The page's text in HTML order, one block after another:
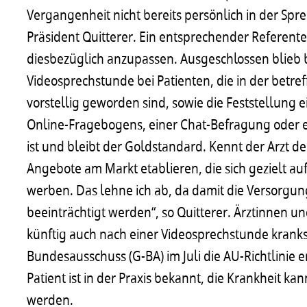
Vergangenheit nicht bereits persönlich in der
Präsident Quitterer. Ein entsprechender
diesbezüglich anzupassen. Ausgeschlossen
Videosprechstunde bei Patienten, die in der
vorstellig geworden sind, sowie die Feststellung
Online-Fragebogens, einer Chat-Befragung oder
ist und bleibt der Goldstandard. Kennt der Arzt
Angebote am Markt etablieren, die sich gezielt
werben. Das lehne ich ab, da damit die
beeinträchtigt werden“, so Quitterer. Ärztinnen
künftig auch nach einer Videosprechstunde
Bundesausschuss (G-BA) im Juli die AU-
Patient ist in der Praxis bekannt, die Krankheit
werden.